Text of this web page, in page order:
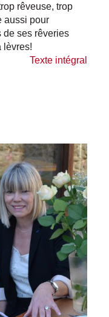
rêveuse, trop
aussi pour
de ses rêveries
lèvres!
Texte intégral